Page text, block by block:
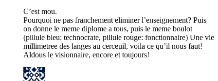
C’est mou.
Pourquoi ne pas franchement eliminer l’enseignement? Puis
on donne le meme diplome a tous, puis le meme boulot
(pillule bleu: technocrate, pillule rouge: fonctionnaire) Une vie
millimetree des langes au cerceuil, voila ce qu’il nous faut!
Aldous le visionnaire, encore et toujours!